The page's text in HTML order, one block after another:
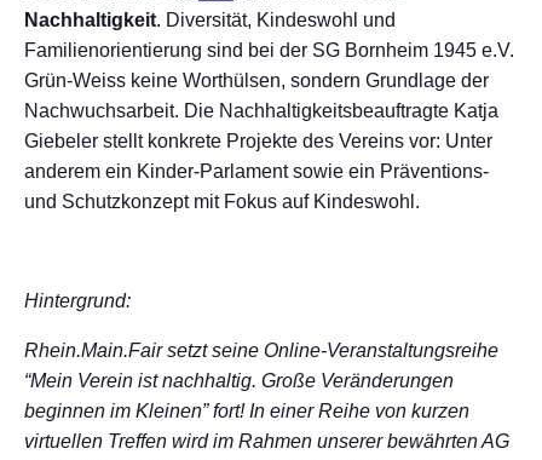
Nachhaltigkeit. Diversität, Kindeswohl und
Familienorientierung sind bei der SG Bornheim 1945 e.V.
Grün-Weiss keine Worthülsen, sondern Grundlage der
Nachwuchsarbeit. Die Nachhaltigkeitsbeauftragte Katja
Giebeler stellt konkrete Projekte des Vereins vor: Unter
anderem ein Kinder-Parlament sowie ein Präventions-
und Schutzkonzept mit Fokus auf Kindeswohl.
Hintergrund:
Rhein.Main.Fair setzt seine Online-Veranstaltungsreihe
“Mein Verein ist nachhaltig. Große Veränderungen
beginnen im Kleinen” fort! In einer Reihe von kurzen
virtuellen Treffen wird im Rahmen unserer bewährten AG